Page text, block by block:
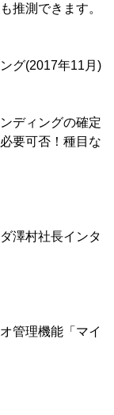
推測できます。
グ(2017年11月)
ディングの確定
要可否！種目な
澤村社長インタ
管理機能「マイ